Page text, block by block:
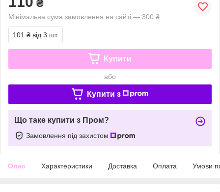
₴
Мінімальна сума замовлення на сайті — 300 ₴
101 ₴ від 3 шт.
Купити
або
Купити з
Що таке купити з Пром?
Замовлення під захистом
Опис Характеристики Доставка Оплата Умови